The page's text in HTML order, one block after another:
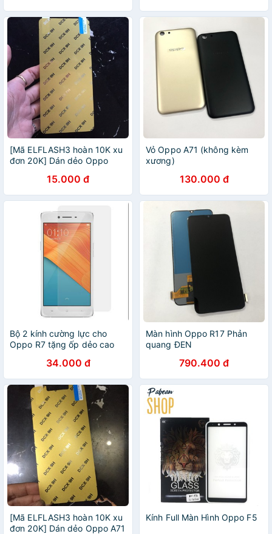
[Mã ELFLASH3 hoàn 10K xu
đơn 20K] Dán dẻo Oppo
15.000 đ
Vỏ Oppo A71 (không kèm
xương)
130.000 đ
Bộ 2 kính cường lực cho
Oppo R7 tặng ốp dẻo cao
34.000 đ
Màn hình Oppo R17 Phản
quang ĐEN
790.400 đ
[Mã ELFLASH3 hoàn 10K xu
đơn 20K] Dán dẻo Oppo A71
Kính Full Màn Hình Oppo F5